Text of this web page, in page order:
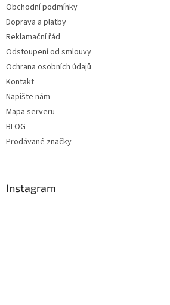
Obchodní podmínky
Doprava a platby
Reklamační řád
Odstoupení od smlouvy
Ochrana osobních údajů
Kontakt
Napište nám
Mapa serveru
BLOG
Prodávané značky
Instagram